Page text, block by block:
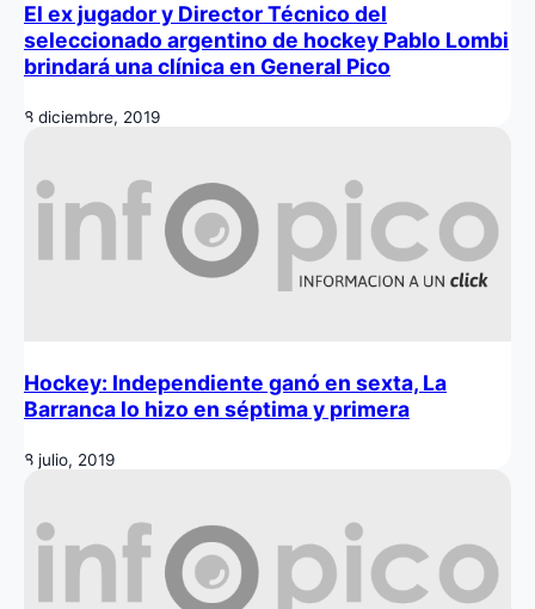
El ex jugador y Director Técnico del
seleccionado argentino de hockey Pablo Lombi
brindará una clínica en General Pico
8 diciembre, 2019
Hockey: Independiente ganó en sexta, La
Barranca lo hizo en séptima y primera
8 julio, 2019